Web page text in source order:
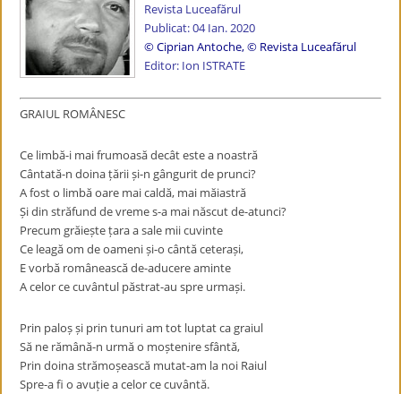
Revista Luceafărul
Publicat: 04 Ian. 2020
© Ciprian Antoche,© Revista Luceafărul
Editor: Ion ISTRATE
GRAIUL ROMÂNESC
Ce limbă-i mai frumoasă decât este a noastră
Cântată-n doina țării și-n gângurit de prunci?
A fost o limbă oare mai caldă, mai măiastră
Și din străfund de vreme s-a mai născut de-atunci?
Precum grăiește țara a sale mii cuvinte
Ce leagă om de oameni și-o cântă ceterași,
E vorbă românească de-aducere aminte
A celor ce cuvântul păstrat-au spre urmași.
Prin paloș și prin tunuri am tot luptat ca graiul
Să ne rămână-n urmă o moștenire sfântă,
Prin doina strămoșească mutat-am la noi Raiul
Spre-a fi o avuție a celor ce cuvântă.